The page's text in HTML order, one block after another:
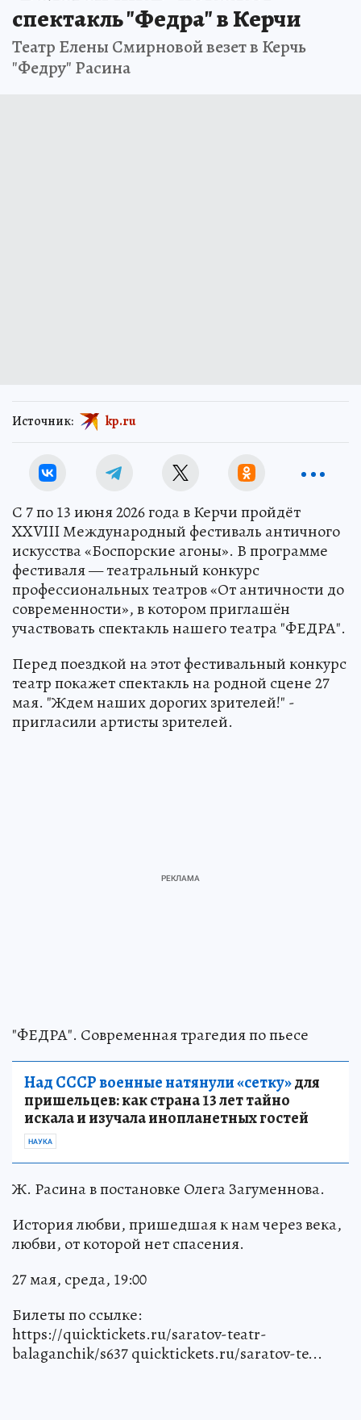
спектакль "Федра" в Керчи
Театр Елены Смирновой везет в Керчь
"Федру" Расина
Источник: kp.ru
С 7 по 13 июня 2026 года в Керчи пройдёт
XXVIII Международный фестиваль античного
искусства «Боспорские агоны». В программе
фестиваля — театральный конкурс
профессиональных театров «От античности до
современности», в котором приглашëн
участвовать спектакль нашего театра "ФЕДРА".
Перед поездкой на этот фестивальный конкурс
театр покажет спектакль на родной сцене 27
мая. "Ждем наших дорогих зрителей!" -
пригласили артисты зрителей.
"ФЕДРА". Современная трагедия по пьесе
Над СССР военные натянули «сетку»для
пришельцев: как страна 13 лет тайно
искала и изучала инопланетных гостей
НАУКА
Ж. Расина в постановке Олега Загуменнова.
История любви, пришедшая к нам через века,
любви, от которой нет спасения.
27 мая, среда, 19:00
Билеты по ссылке:
https://quicktickets.ru/saratov-teatr-
balaganchik/s637 quicktickets.ru/saratov-te...